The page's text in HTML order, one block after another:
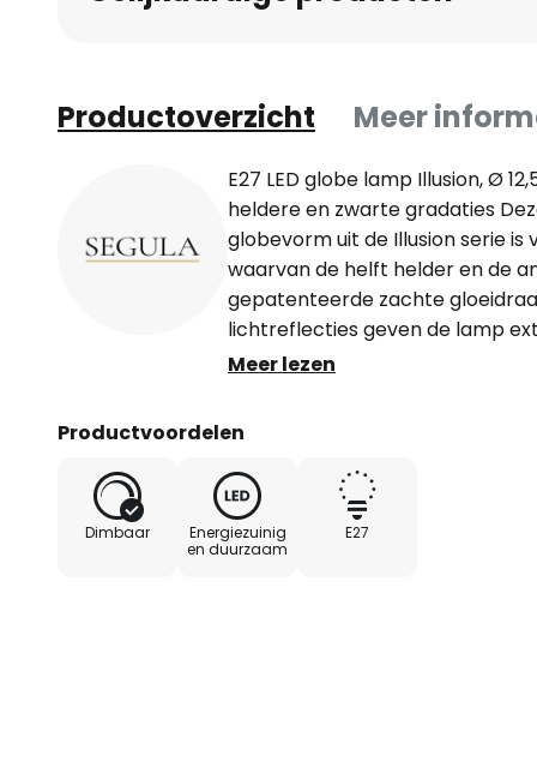
Productoverzicht Meer
E27 LED globe lamp Illusion, Ø
heldere en zwarte gradaties
globevorm uit de Illusion serie is
waarvan de helft helder en de
gepatenteerde zachte
lichtreflecties geven de lamp
voor open armaturen zonder
Meer lezen
Productvoordelen
Dimbaar
Energiezuinig
en duurzaam
E27